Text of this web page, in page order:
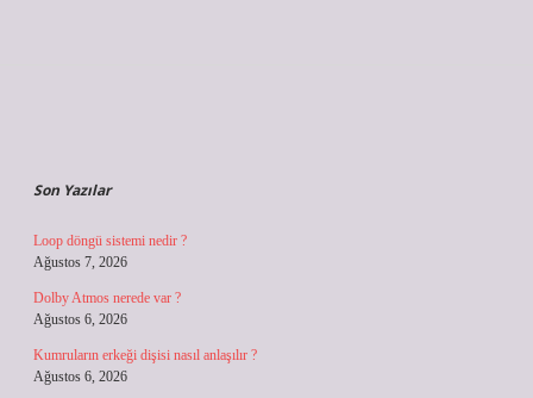
Son Yazılar
Loop döngü sistemi nedir ?
Ağustos 7, 2026
Dolby Atmos nerede var ?
Ağustos 6, 2026
Kumruların erkeği dişisi nasıl anlaşılır ?
Ağustos 6, 2026